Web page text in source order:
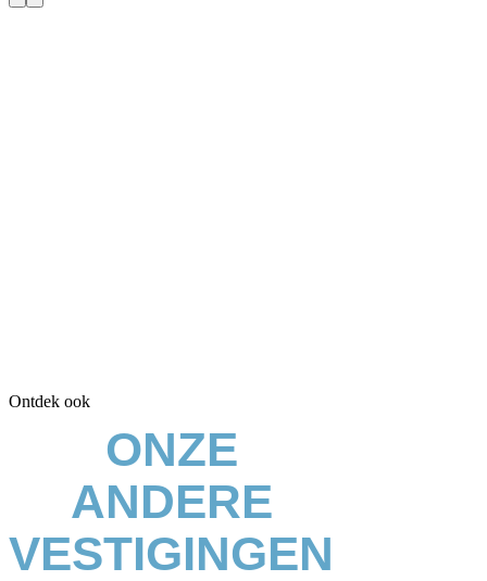
Ontdek ook
ONZE
ANDERE
VESTIGINGEN